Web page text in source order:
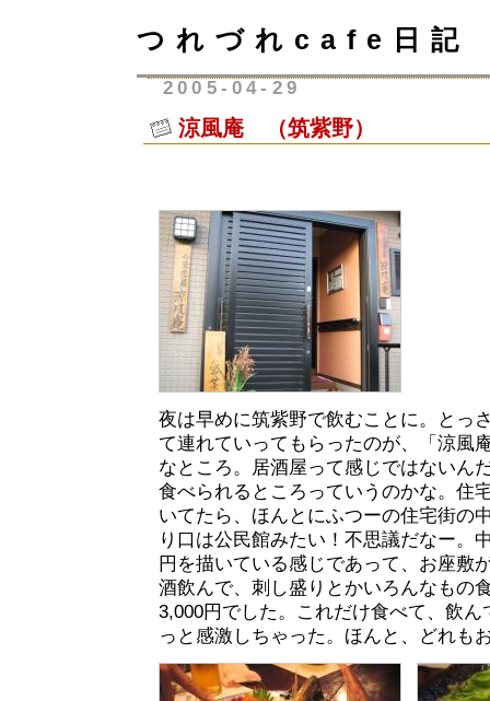
つれづれcafe日記
2005-04-29
涼風庵 （筑紫野）
夜は早めに筑紫野で飲むことに。とっ
て連れていってもらったのが、「涼風
なところ。居酒屋って感じではないん
食べられるところっていうのかな。住
いてたら、ほんとにふつーの住宅街の
り口は公民館みたい！不思議だなー。
円を描いている感じであって、お座敷
酒飲んで、刺し盛りとかいろんなもの
3,000円でした。これだけ食べて、飲
っと感激しちゃった。ほんと、どれも